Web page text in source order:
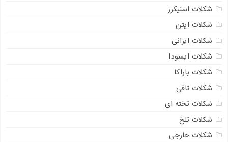
شکلات اسنیکرز
شکلات ایتن
شکلات ایرانی
شکلات ایسودا
شکلات باراکا
شکلات تافی
شکلات تخته ای
شکلات تلخ
شکلات خارجی